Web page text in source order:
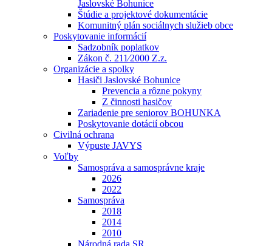
Jaslovské Bohunice
Štúdie a projektové dokumentácie
Komunitný plán sociálnych služieb obce
Poskytovanie informácií
Sadzobník poplatkov
Zákon č. 211⁄2000 Z.z.
Organizácie a spolky
Hasiči Jaslovské Bohunice
Prevencia a rôzne pokyny
Z činnosti hasičov
Zariadenie pre seniorov BOHUNKA
Poskytovanie dotácií obcou
Civilná ochrana
Výpuste JAVYS
Voľby
Samospráva a samosprávne kraje
2026
2022
Samospráva
2018
2014
2010
Národná rada SR